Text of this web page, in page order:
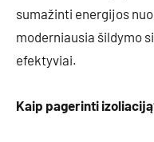
sumažinti energijos
moderniausia šildymo
efektyviai.
Kaip pagerinti